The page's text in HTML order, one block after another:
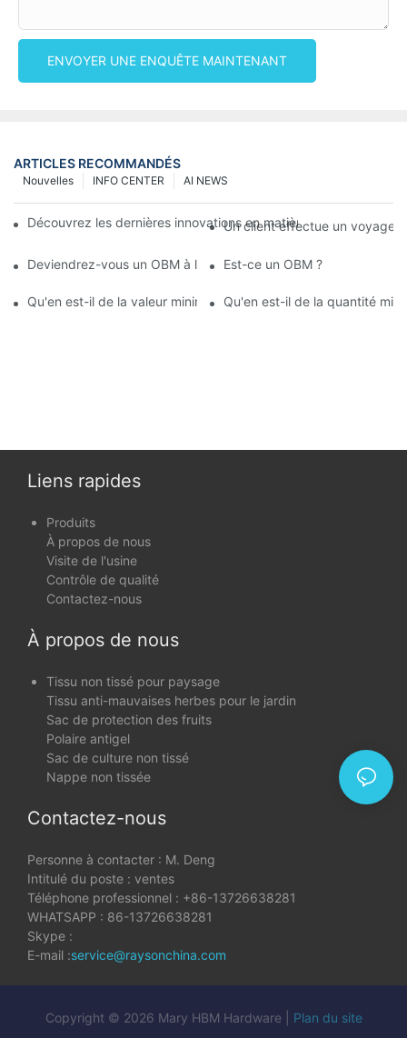
ENVOYER UNE ENQUÊTE MAINTENANT
ARTICLES RECOMMANDÉS
AI NEWS
INFO CENTER
Nouvelles
Découvrez les dernières innovations en matière de tissus non
Un client effectue un voyage
Deviendrez-vous un OBM à l'avenir ?Est-ce un OBM ?
Qu'en est-il de la valeur minimale de commande pour les
Qu'en est-il de la quantité
Liens rapides
Produits
À propos de nous
Visite de l'usine
Contrôle de qualité
Contactez-nous
À propos de nous
Tissu non tissé pour paysage
Tissu anti-mauvaises herbes pour le jardin
Sac de protection des fruits
Polaire antigel
Sac de culture non tissé
Nappe non tissée
Contactez-nous
Personne à contacter : M. Deng
Intitulé du poste : ventes
Téléphone professionnel : +86-13726638281
WHATSAPP : 86-13726638281
Skype :
E-mail :service@raysonchina.com
Copyright © 2026 Mary HBM Hardware | Plan du site